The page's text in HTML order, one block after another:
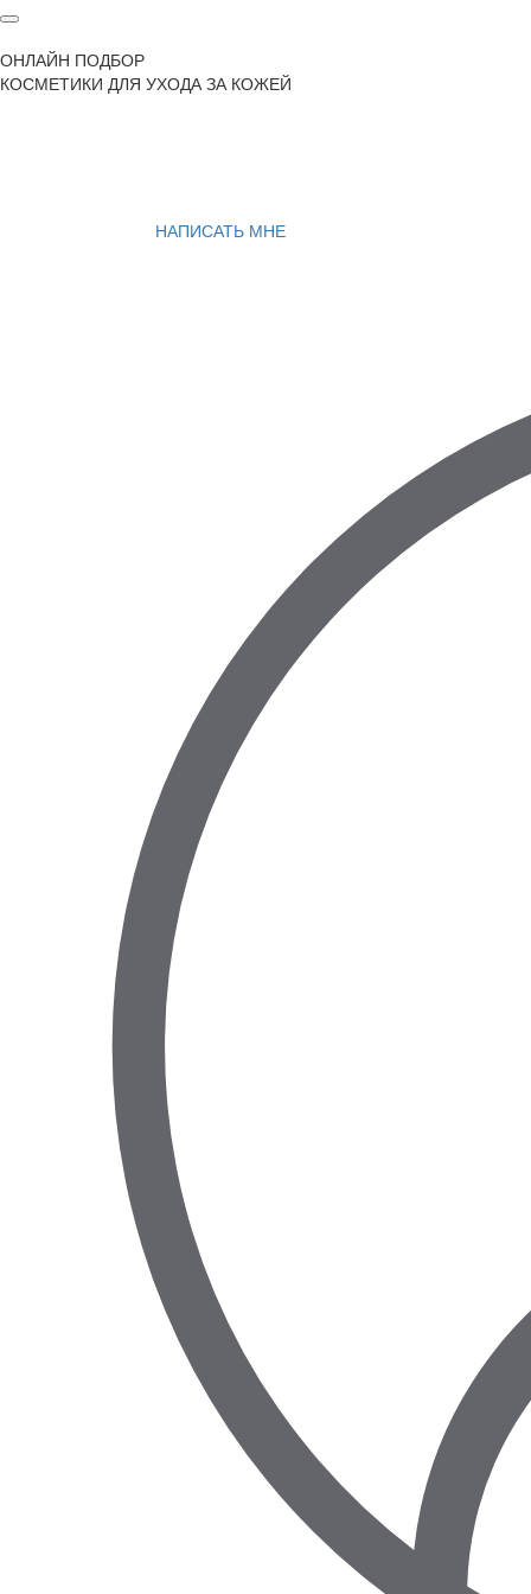
ОНЛАЙН ПОДБОР
КОСМЕТИКИ ДЛЯ УХОДА ЗА КОЖЕЙ
НАПИСАТЬ МНЕ